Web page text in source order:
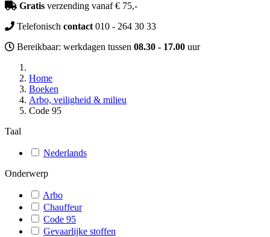
Gratis verzending vanaf € 75,-
Telefonisch contact 010 - 264 30 33
Bereikbaar: werkdagen tussen 08.30 - 17.00 uur
Home
Boeken
Arbo, veiligheid & milieu
Code 95
Taal
Nederlands
Onderwerp
Arbo
Chauffeur
Code 95
Gevaarlijke stoffen